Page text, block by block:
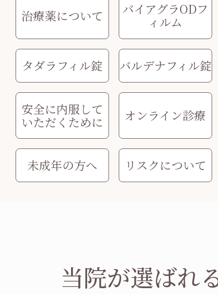
治療薬について バイアグラODフ
ィルム
タダラフィル錠 バルデナフィル錠
安全に内服して
いただくために オンライン診療
未成年の方へ リスクについて
当院が選ばれ